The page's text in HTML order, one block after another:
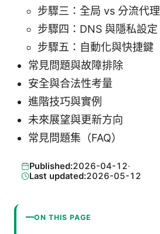
步驟三：全局 vs 分流代理
步驟四：DNS 與隱私設定
步驟五：自動化與快捷鍵
常見問題與故障排除
安全與合法性考量
進階技巧與實例
未來展望與更新方向
常見問題集（FAQ）
Published:2026-04-12·
Last updated:2026-05-12
ON THIS PAGE